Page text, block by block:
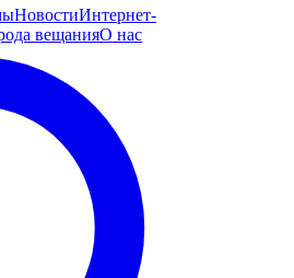
НовостиИнтернет-
вещанияО нас